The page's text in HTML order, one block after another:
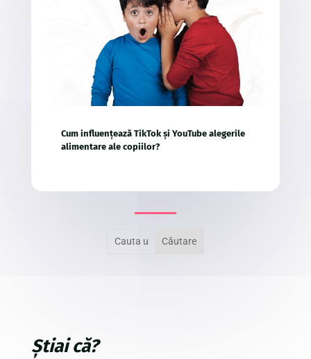
Cum influențează TikTok și YouTube alegerile
alimentare ale copiilor?
Știai că?